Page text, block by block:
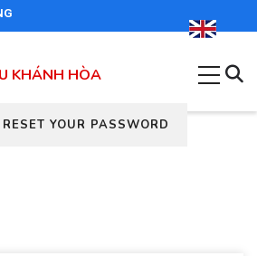
KHÁNH HÒA
RESET YOUR PASSWORD